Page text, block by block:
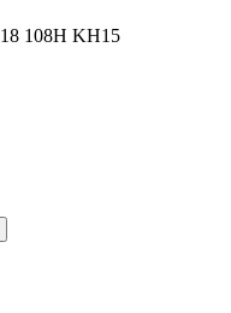
108H KH15